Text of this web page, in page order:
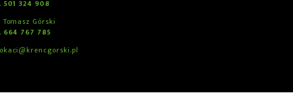
501 324 908
Tomasz Górski
664 767 785